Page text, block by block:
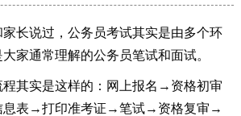
长说过，公务员考试其实是由多个环
家通常理解的公务员笔试和面试。
程其实是这样的：网上报名→资格初审
表→打印准考证→笔试→资格复审→